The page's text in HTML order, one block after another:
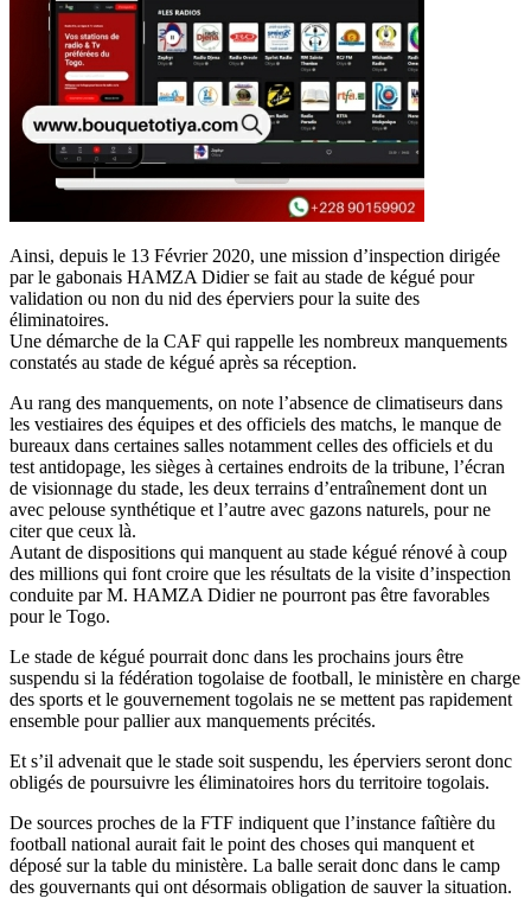
Ainsi, depuis le 13 Février 2020, une mission d’inspection dirigée
par le gabonais HAMZA Didier se fait au stade de kégué pour
validation ou non du nid des éperviers pour la suite des
éliminatoires.
Une démarche de la CAF qui rappelle les nombreux manquements
constatés au stade de kégué après sa réception.
Au rang des manquements, on note l’absence de climatiseurs dans
les vestiaires des équipes et des officiels des matchs, le manque de
bureaux dans certaines salles notamment celles des officiels et du
test antidopage, les sièges à certaines endroits de la tribune, l’écran
de visionnage du stade, les deux terrains d’entraînement dont un
avec pelouse synthétique et l’autre avec gazons naturels, pour ne
citer que ceux là.
Autant de dispositions qui manquent au stade kégué rénové à coup
des millions qui font croire que les résultats de la visite d’inspection
conduite par M. HAMZA Didier ne pourront pas être favorables
pour le Togo.
Le stade de kégué pourrait donc dans les prochains jours être
suspendu si la fédération togolaise de football, le ministère en charge
des sports et le gouvernement togolais ne se mettent pas rapidement
ensemble pour pallier aux manquements précités.
Et s’il advenait que le stade soit suspendu, les éperviers seront donc
obligés de poursuivre les éliminatoires hors du territoire togolais.
De sources proches de la FTF indiquent que l’instance faîtière du
football national aurait fait le point des choses qui manquent et
déposé sur la table du ministère. La balle serait donc dans le camp
des gouvernants qui ont désormais obligation de sauver la situation.